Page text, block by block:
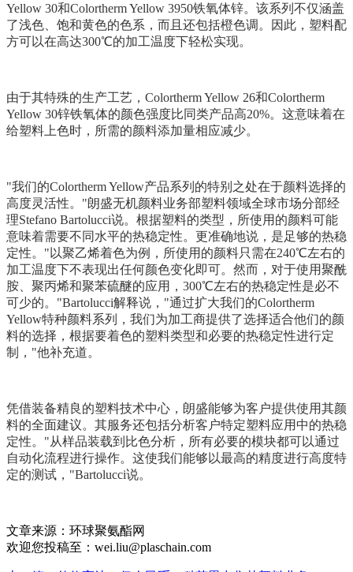
Yellow 30和Colortherm Yellow 3950铁氧体锌。该系列不仅涵盖
了浅色、饱和黄色的色系，而且还包括橙色调。因此，塑料配
方可以在高达300℃的加工温度下轻松实现。
由于其特殊的生产工艺，Colortherm Yellow 26和Colortherm
Yellow 30锌铁氧体的颜色强度比同类产品高20%。这意味着在
给塑料上色时，所需的颜料添加量相应减少。
"我们的Colortherm Yellow产品系列的特别之处在于颜料选择的
高度灵活性。"朗盛无机颜料业务部塑料领域全球市场分部经
理Stefano Bartolucci说。根据塑料的类型，所使用的颜料可能
意味着需要不同水平的热稳定性。更准确地说，是足够的热稳
定性。"以聚乙烯着色为例，所使用的颜料只需在240℃左右的
加工温度下不表现出任何颜色变化即可。然而，对于使用聚酰
胺、聚丙烯和聚苯硫醚的应用，300℃左右的热稳定性是必不
可少的。"Bartolucci解释说，"通过扩大我们的Colortherm
Yellow特种颜料系列，我们为加工商提供了选择适合他们的颜
料的选择，根据要着色的塑料类型和必要的热稳定性进行定
制，"他补充道。
凭借装备精良的塑料技术中心，朗盛能够为客户提供使用其颜
料的全面建议。其服务还包括分析客户特定塑料应用中的热稳
定性。"从样品装载到比色分析，所有必要的模块都可以通过
自动化流程进行操作。这使我们能够以最高的精度进行高度特
定的测试，"Bartolucci说。
文章来源：环球聚氨酯网
欢迎您投稿至：wei.liu@plaschain.com